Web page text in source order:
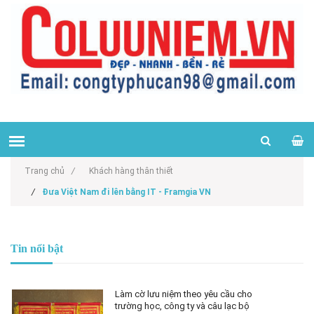
Trang chủ / Khách hàng thân thiết
/ Đưa Việt Nam đi lên bằng IT - Framgia VN
Tin nổi bật
Làm cờ lưu niệm theo yêu cầu cho
trường học, công ty và câu lạc bộ